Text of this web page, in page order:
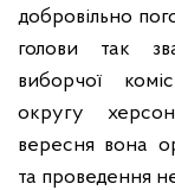
добровільно
голови так
виборчої
округу
вересня вона
та проведення